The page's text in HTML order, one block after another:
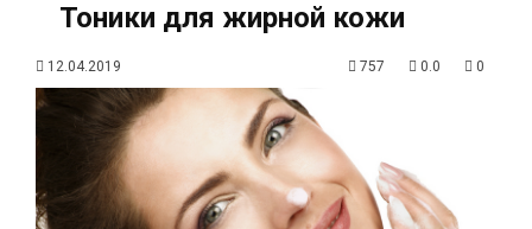
Тоники для жирной кожи
12.04.2019 757 0.0 0